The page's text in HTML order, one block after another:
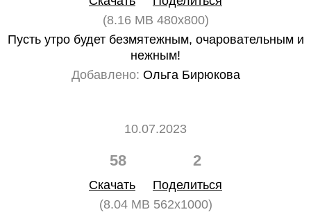
(8.16 MB 480x800)
Пусть утро будет безмятежным, очаровательным и
нежным!
Добавлено: Ольга Бирюкова
10.07.2023
58 2
Скачать
Поделиться
(8.04 MB 562x1000)